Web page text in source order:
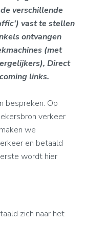
verschillende
vast te stellen
ontvangen
(met
Direct
links.
bespreken. Op
verkeer
we
en betaald
wordt hier
zich naar het